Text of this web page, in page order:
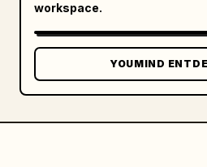
workspace.
YOUMIND